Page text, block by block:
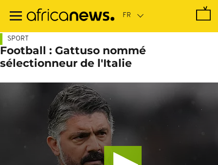
contenu
SPORT
Football : Gattuso nommé
sélectionneur de l'Italie